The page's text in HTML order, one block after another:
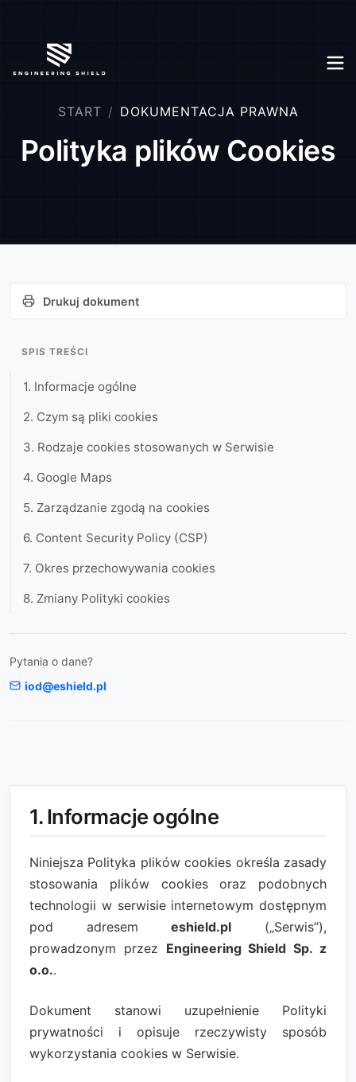
START DOKUMENTACJA PRAWNA
Polityka plików Cookies
Drukuj dokument
SPIS TREŚCI
1. Informacje ogólne
2. Czym są pliki cookies
3. Rodzaje cookies stosowanych w Serwisie
4. Google Maps
5. Zarządzanie zgodą na cookies
6. Content Security Policy (CSP)
7. Okres przechowywania cookies
8. Zmiany Polityki cookies
Pytania o dane?
iod@eshield.pl
1. Informacje ogólne
Niniejsza Polityka plików cookies określa zasady
stosowania plików cookies oraz podobnych
technologii w serwisie internetowym dostępnym
pod adresemeshield.pl („Serwis”),
prowadzonym przez Engineering Shield Sp. z
o.o..
Dokument stanowi uzupełnienie Polityki
prywatności i opisuje rzeczywisty sposób
wykorzystania cookies w Serwisie.